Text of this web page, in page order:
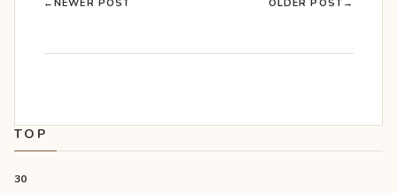
← NEWER POST OLDER POST →
TOP
30